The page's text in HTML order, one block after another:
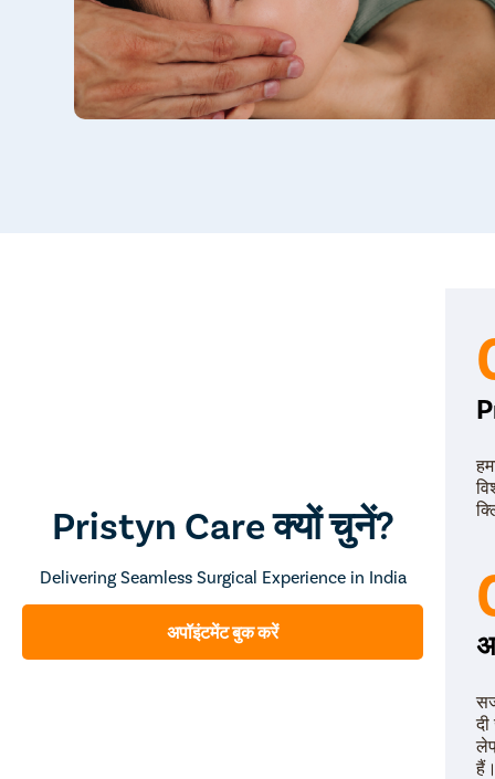
Pristyn Care क्यों चुनें?
Delivering Seamless Surgical Experience in India
अपॉइंटमेंट बुक करें
हैं।